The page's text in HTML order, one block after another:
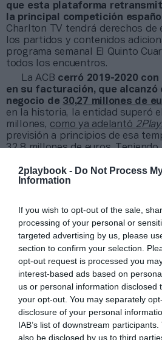
2playbook - Do Not Process
Information
If you wish to opt-out of the sale,
processing of your personal or
targeted advertising by us, please
section to confirm your selection.
opt-out request is processed you
interest-based ads based on
us or personal information disclosed
your opt-out. You may separately
disclosure of your personal
IAB’s list of downstream
also be disclosed by us to third
que esta plataforma
la principal competición
Charlton TV tendrá derechos de
los partidos y contenidos
programa semanal El Quinto
todos los encuentros.
La ACB cerró 2019-2020
en su facturación, que
negocio de 30,27 millones de
en la historia, la entidad superó
millones, como ya adelantó
previsión a principios de esa
32,8 millones de euros.
elevaron hasta 30,5 millones de
audiovisuales nacionales
generaron 1,51 millones de euros.
Añadir2Playbookcomo
de forma gratuita
Mantente informado con las últimas
Compartir